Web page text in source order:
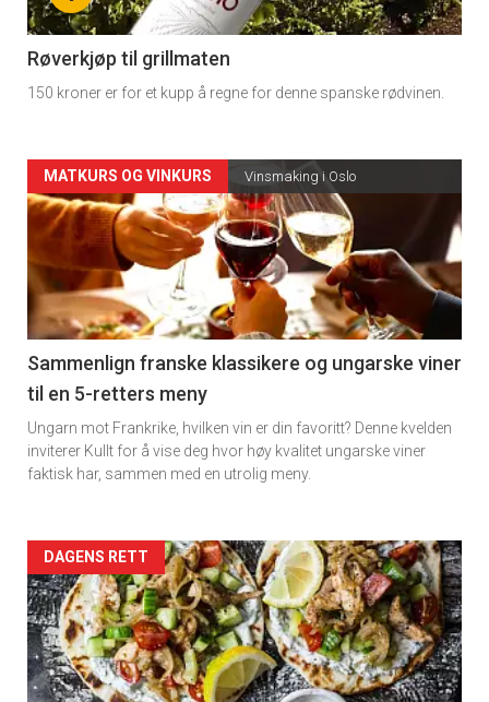
-
4
Røverkjøp til grillmaten
150 kroner er for et kupp å regne for denne spanske rødvinen.
Forsiden
akkurat
nå
-
5
MATKURS OG VINKURS Vinsmaking i Oslo
Sammenlign franske klassikere og ungarske viner
til en 5-retters meny
Ungarn mot Frankrike, hvilken vin er din favoritt? Denne kvelden
inviterer Kullt for å vise deg hvor høy kvalitet ungarske viner
faktisk har, sammen med en utrolig meny.
Forsiden
akkurat
nå
DAGENS RETT